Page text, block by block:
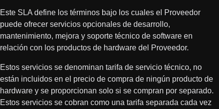
Este SLA define los términos bajo los cuales el Proveedor
puede ofrecer servicios opcionales de desarrollo,
mantenimiento, mejora y soporte técnico de software en
relación con los productos de hardware del Proveedor.
Estos servicios se denominan tarifa de servicio técnico, no
están incluidos en el precio de compra de ningún producto de
hardware y se proporcionan solo si se compran por separado.
Estos servicios se cobran como una tarifa separada cada vez